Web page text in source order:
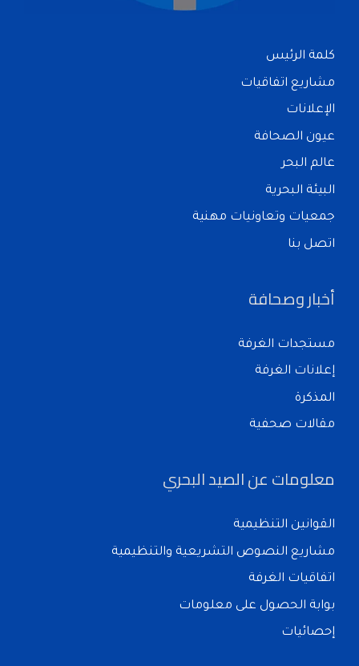
كلمة الرئيس
مشاريع اتفاقيات
الإعلانات
عيون الصحافة
عالم البحر
البيئة البحرية
جمعيات وتعاونيات مهنية
اتصل بنا
أخبار وصحافة
مستجدات الغرفة
إعلانات الغرفة
المذكرة
مقالات صحفية
معلومات عن الصيد البحري
القوانين التنظيمية
مشاريع النصوص التشريعية والتنظيمية
اتفاقيات الغرفة
بوابة الحصول على معلومات
إحصائيات